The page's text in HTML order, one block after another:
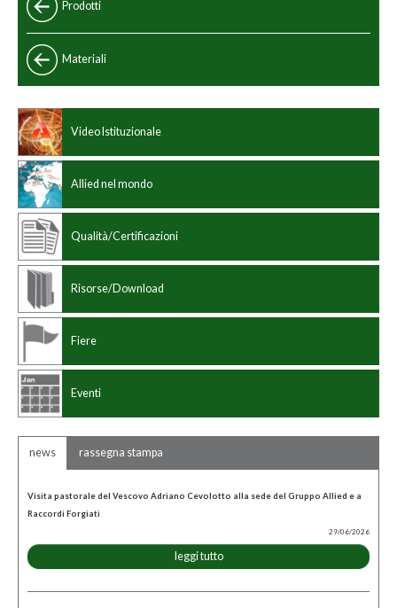
Prodotti
Standard
Speciali
Programma di produzione
Dimensioni
Materiali
Standard cinese
Standard internazionale
Video Istituzionale
Allied nel mondo
Qualità/Certificazioni
Risorse/Download
Fiere
Eventi
news rassegna stampa
Visita pastorale del Vescovo Adriano Cevolotto alla sede del Gruppo Allied e a
Raccordi Forgiati
29/06/2026
leggi tutto